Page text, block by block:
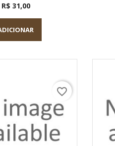
R$ 31,00
favorite_border